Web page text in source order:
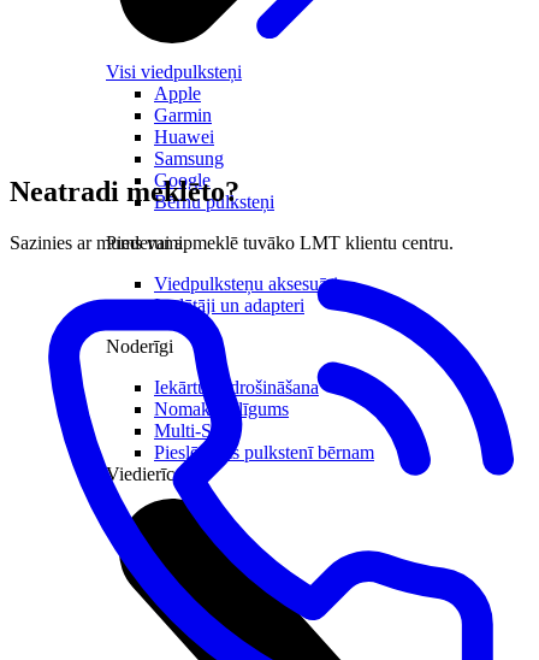
Visi viedpulksteņi
Apple
Garmin
Huawei
Samsung
Google
Bērnu pulksteņi
Piederumi
Viedpulksteņu aksesuāri
Lādētāji un adapteri
Noderīgi
Iekārtu apdrošināšana
Nomaksas līgums
Multi-SIM
Pieslēgums pulkstenī bērnam
Viedierīces
Neatradi meklēto?
Sazinies ar mums vai apmeklē tuvāko LMT klientu centru.